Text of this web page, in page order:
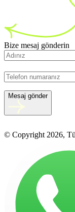
Bize mesaj gönderin
Mesaj gönder
© Copyright 2026,